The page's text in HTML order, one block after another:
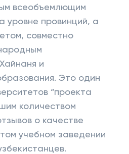
всеобъемлющим
уровне провинций, а
совместно
и
Это один
“проекта
количеством
о качестве
учебном заведении